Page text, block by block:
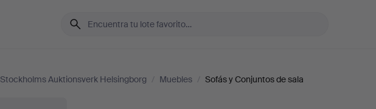
Stockholms Auktionsverk Helsingborg / Muebles / Sofás y Conjuntos de sala